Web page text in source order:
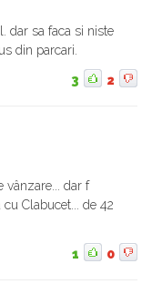
dar sa faca si niste
din parcari.
3 2
vânzare... dar f
Clabucet... de 42
1 0